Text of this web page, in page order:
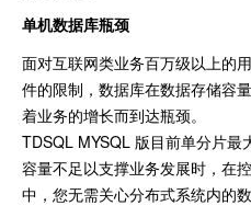
单机数据库瓶颈
面对互联网类业务百万级以上的
件的限制，数据库在数据存储容
着业务的增长而到达瓶颈。
TDSQL MYSQL 版目前单分片
容量不足以支撑业务发展时，在
中，您无需关心分布式系统内的